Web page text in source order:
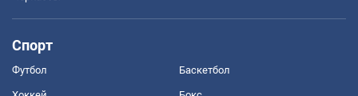
Спорт
Футбол Баскетбол